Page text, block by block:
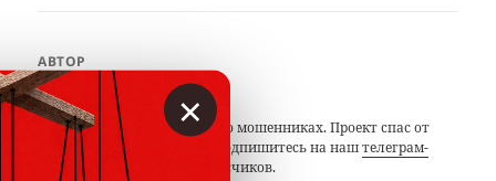
АВТОР
Вкладер
С 2014 года предупреждаем о мошенниках. Проект спас от
потерь миллионы людей. Подпишитесь на наштелеграм-
канал
с 19 тысячами подписчиков.
×